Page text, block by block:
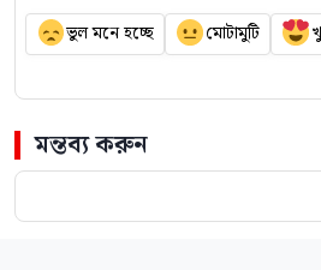
ভুল মনে হচ্ছে মোটামুটি
মন্তব্য করুন